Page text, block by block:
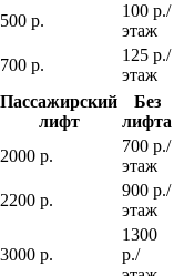
500 р.
100 р./
этаж
700 р.
125 р./
этаж
Пассажирский
лифт
Без
лифта
2000 р.
700 р./
этаж
2200 р.
900 р./
этаж
3000 р.
1300
р./